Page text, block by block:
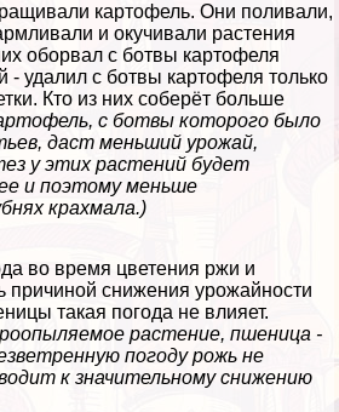
картофель. Они поливали,
и окучивали растения
оборвал с ботвы картофеля
- удалил с ботвы картофеля только
Кто из них соберёт больше
с ботвы которого было
даст меньший урожай,
у этих растений будет
и поэтому меньше
крахмала.)
во время цветения ржи и
причиной снижения урожайности
такая погода не влияет.
растение, пшеница -
погоду рожь не
к значительному снижению